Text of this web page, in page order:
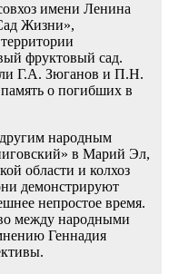
имени Ленина
Жизни»,
фруктовый сад.
Г.А. Зюганов и П.Н.
о погибших в
народным
в Марий Эл,
области и колхоз
демонстрируют
непростое время.
между народными
Геннадия